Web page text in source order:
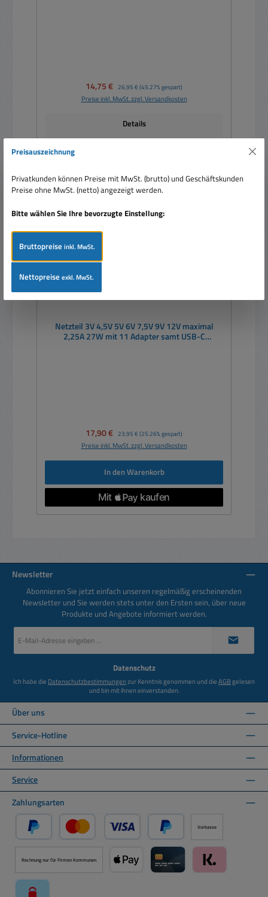
Verkaufspreis:
14,75 € Regulärer Preis:
26,95 € (45.27% gespart)
Preise inkl. MwSt. zzgl. Versandkosten
Details
%Rabatt
Netzteil 3V 4,5V 5V 6V 7,5V 9V 12V maximal
2,25A 27W mit 11 Adapter samt USB-C
Verkaufspreis:
17,90 € Regulärer Preis:
23,95 € (25.26% gespart)
Preise inkl. MwSt. zzgl. Versandkosten
In den Warenkorb
Newsletter
Abonnieren Sie jetzt einfach unseren regelmäßig erscheinenden
Newsletter und Sie werden stets unter den Ersten sein, über neue
Produkte und Angebote informiert werden.
Mail-
Datenschutz
Ich habe die Datenschutzbestimmungenzur Kenntnis genommen und dieAGBgelesen
und bin mit ihnen einverstanden.
Über uns
Service-Hotline
Informationen
Service
Zahlungsarten
PayPal Kredit- oder Debitkarte über PayPal
Später Bezahlen über PayPal
Vorkasse
Rechnung nur für Firmen Kommunen
Preisauszeichnung
Privatkunden können Preise mit MwSt. (brutto) und Geschäftskunden
Preise ohne MwSt. (netto) angezeigt werden.
Bitte wählen Sie Ihre bevorzugte Einstellung:
Bruttopreiseinkl. MwSt.
Nettopreiseexkl. MwSt.